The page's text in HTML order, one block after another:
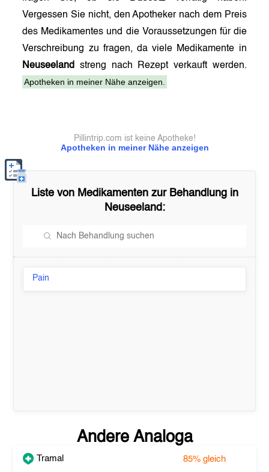
Vergessen Sie nicht, den Apotheker nach dem Preis
des Medikamentes und die Voraussetzungen für die
Verschreibung zu fragen, da viele Medikamente in
Neuseeland
streng nach Rezept verkauft werden.
Apotheken in meiner Nähe anzeigen.
Apotheken in meiner Nähe anzeigen
Pillintrip.com ist keine Apotheke!
Liste von Medikamenten zur Behandlung in
Neuseeland :
Pain
Andere Analoga
Tramal 85%gleich